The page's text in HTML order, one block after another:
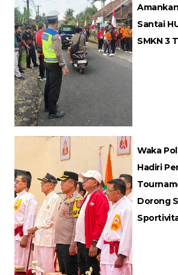
Santai
SMKN 3
Waka
Hadiri
Dorong